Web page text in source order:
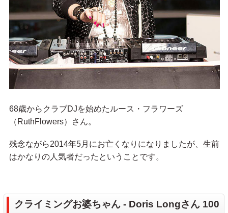
68歳からクラブDJを始めたルース・フラワーズ
（RuthFlowers）さん。
残念ながら2014年5月にお亡くなりになりましたが、生前
はかなりの人気者だったということです。
クライミングお婆ちゃん - Doris Longさん 100